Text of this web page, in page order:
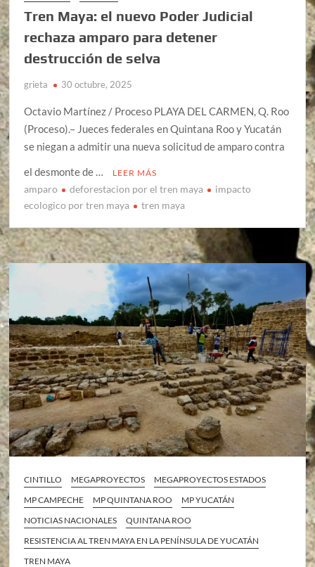
Tren Maya: el nuevo Poder Judicial
rechaza amparo para detener
destrucción de selva
grieta 30 octubre, 2025
Octavio Martínez / Proceso PLAYA DEL CARMEN, Q. Roo
(Proceso).– Jueces federales en Quintana Roo y Yucatán
se niegan a admitir una nueva solicitud de amparo contra
el desmonte de …
LEER MÁS
amparo deforestacion por el tren maya
impacto
ecologico por tren maya
tren maya
CINTILLO MEGAPROYECTOS
MEGAPROYECTOS ESTADOS
MP CAMPECHE
MP QUINTANA ROO
MP YUCATÁN
NOTICIAS NACIONALES
QUINTANA ROO
RESISTENCIA AL TREN MAYA EN LA PENÍNSULA DE YUCATÁN
TREN MAYA